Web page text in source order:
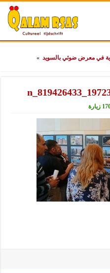
في معرض ضوئي بالسويد »
زيارة